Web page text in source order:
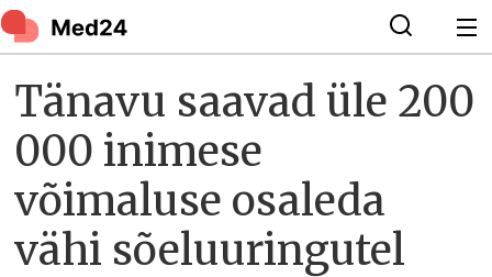
Tänavu saavad üle 200
000 inimese
võimaluse osaleda
vähi sõeluuringutel